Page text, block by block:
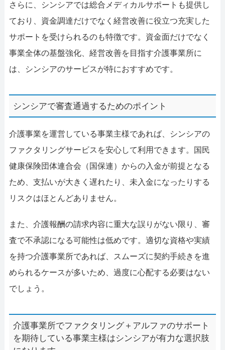
さらに、シンシアでは総合メディカルサポートも提供し
ており、資金調達だけでなく経営改善に役立つ充実した
サポートを受けられるのも特徴です。資金面だけでなく
事業全体の基盤強化、経営改善を目指す介護事業所に
は、シンシアのサービスが特におすすめです。
シンシアで審査通過するためのポイント
介護事業を運営している事業主様であれば、シンシアの
ファクタリングサービスを安心して利用できます。国民
健康保険団体連合会（国保連）からの入金が前提となる
ため、支払いが大きく遅れたり、未入金になったりする
リスクはほとんどありません。
また、介護報酬の請求内容に重大な誤りがない限り、審
査で不承認になる可能性は低めです。適切な資格や実績
を持つ介護事業所であれば、スムーズに契約手続きを進
められるケースが多いため、過度に心配する必要はない
でしょう。
介護事業所でファクタリング＋アルファのサポート
を期待している事業主様はシンシアが有力な選択肢